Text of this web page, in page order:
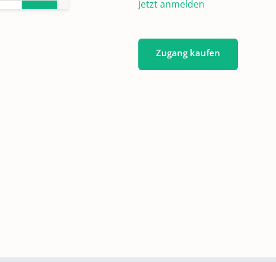
Jetzt anmelden
Zugang kaufen